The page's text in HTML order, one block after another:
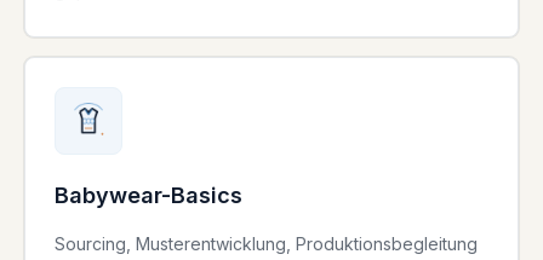
Babywear-Basics
Sourcing, Musterentwicklung, Produktionsbegleitung